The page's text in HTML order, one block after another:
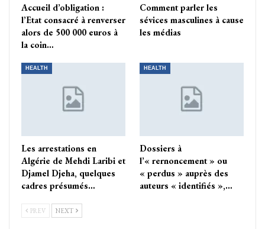
Accueil d’obligation :
l’Etat consacré à renverser
alors de 500 000 euros à
la coin…
Comment parler les
sévices masculines à cause
les médias
HEALTH
Les arrestations en
Algérie de Mehdi Laribi et
Djamel Djeha, quelques
cadres présumés…
HEALTH
Dossiers à
l’« rernoncement » ou
« perdus » auprès des
auteurs « identifiés »,…
PREV NEXT